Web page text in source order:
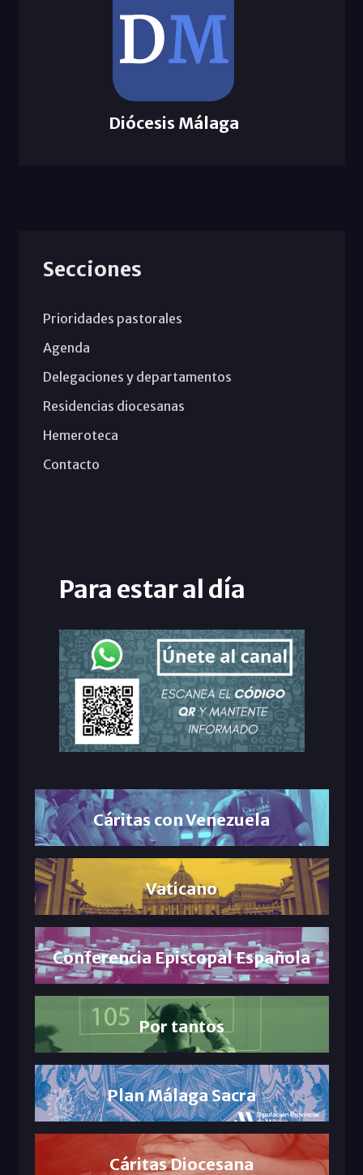
Diócesis Málaga
Secciones
Prioridades pastorales
Agenda
Delegaciones y departamentos
Residencias diocesanas
Hemeroteca
Contacto
Para estar al día
Cáritas con Venezuela
Vaticano
Conferencia Episcopal Española
Por tantos
Plan Málaga Sacra
Cáritas Diocesana